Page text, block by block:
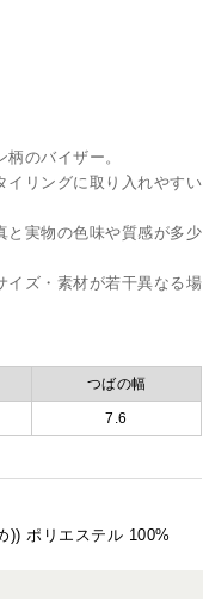
のバイザー。
イリングに取り入れやすい
実物の色味や質感が多少
ズ・素材が若干異なる場
つばの幅
7.6
)) ポリエステル 100%